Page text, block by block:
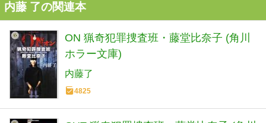
内藤 了の関連本
ON 猟奇犯罪捜査班・藤堂比奈子 (角川
ホラー文庫)
内藤了
4825